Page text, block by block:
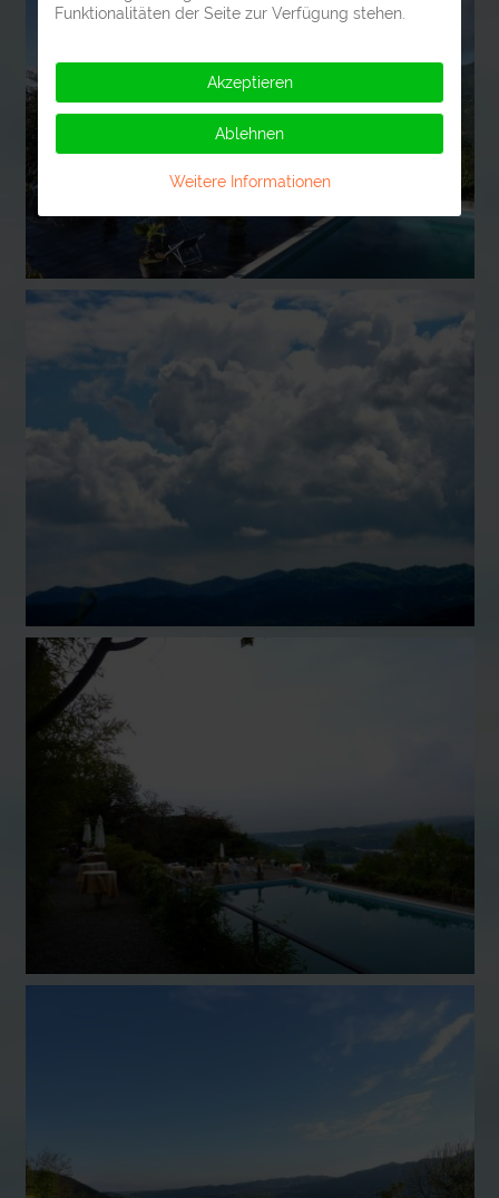
Funktionalitäten der Seite zur Verfügung stehen.
Akzeptieren
Ablehnen
Weitere Informationen